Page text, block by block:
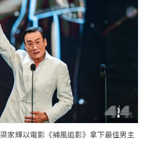
家輝以電影《捕風追影》拿下最佳男主